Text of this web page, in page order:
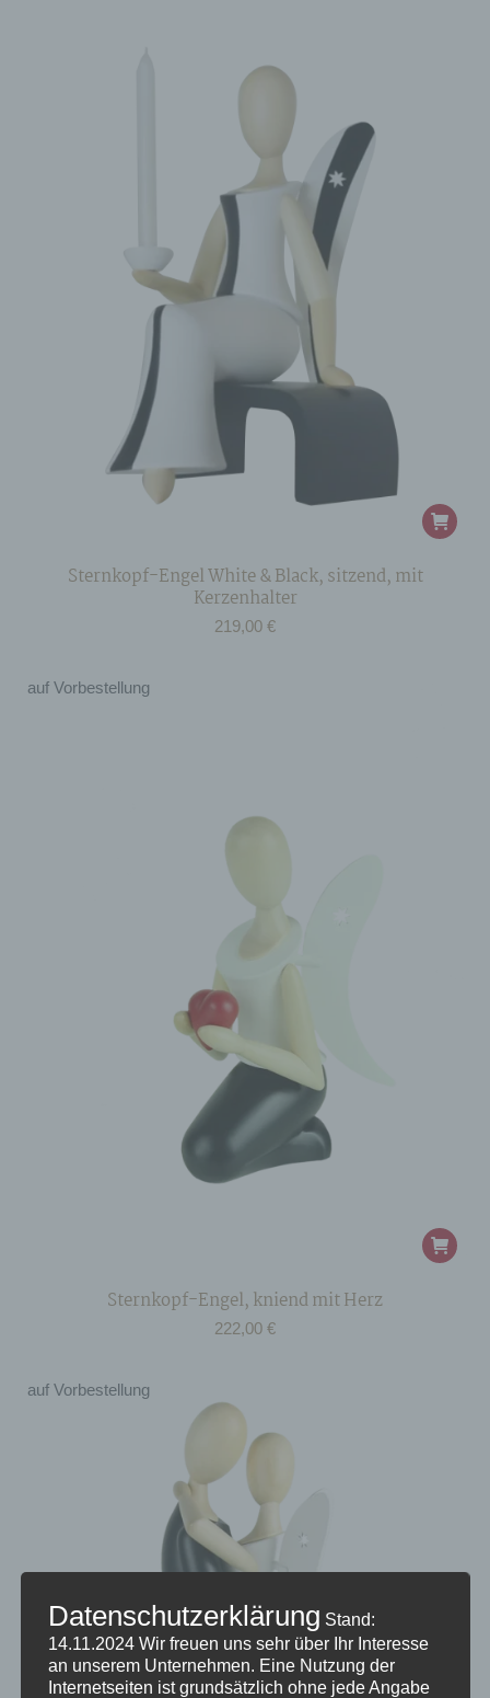
Sternkopf-Engel White & Black, sitzend, mit
Kerzenhalter
219,00 €
auf Vorbestellung
Sternkopf-Engel, kniend mit Herz
222,00 €
auf Vorbestellung
Datenschutzerklärung Stand:
14.11.2024 Wir freuen uns sehr über Ihr Interesse
an unserem Unternehmen. Eine Nutzung der
Internetseiten ist grundsätzlich ohne jede Angabe